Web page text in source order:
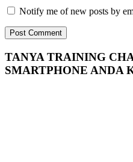
Notify me of new posts by
TANYA TRAINING
SMARTPHONE ANDA